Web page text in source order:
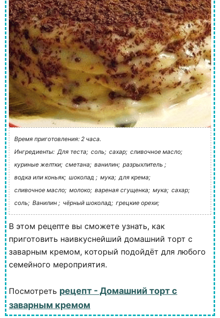
Время приготовления: 2 часа.
Ингредиенты: Для теста; соль; сахар; сливочное масло;
куриные желтки; сметана; ванилин; разрыхлитель ;
водка или коньяк; шоколад ; мука; для крема;
сливочное масло; молоко; вареная сгущенка; мука; сахар;
соль; Ванилин ; чёрный шоколад; грецкие орехи;
В этом рецепте вы сможете узнать, как
приготовить наивкуснейший домашний торт с
заварным кремом, который подойдёт для любого
семейного мероприятия.
Посмотреть рецепт - Домашний торт с
заварным кремом